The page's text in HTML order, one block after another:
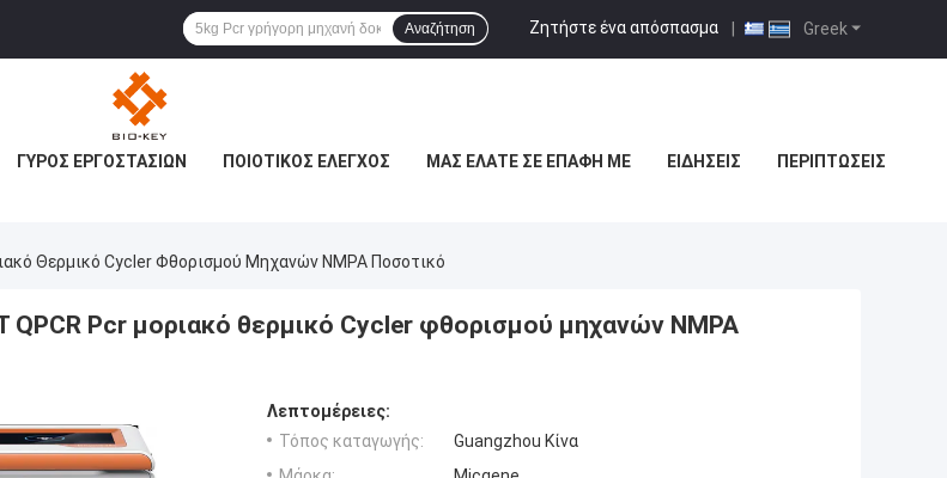
Greek
Ζητήστε ένα απόσπασμα |
Αναζήτηση
ΓΎΡΟΣ ΕΡΓΟΣΤΑΣΊΩΝ ΠΟΙΟΤΙΚΌΣ ΈΛΕΓΧΟΣ ΜΑΣ ΕΛΆΤΕ ΣΕ ΕΠΑΦΉ ΜΕ ΕΙΔΉΣΕΙΣ ΠΕΡΙΠΤΏΣΕΙΣ
Θερμικό Cycler Φθορισμού Μηχανών NMPA Ποσοτικό
QPCR Pcr μοριακό θερμικό Cycler φθορισμού μηχανών NMPA
Λεπτομέρειες:
Τόπος καταγωγής:
Guangzhou Κίνα